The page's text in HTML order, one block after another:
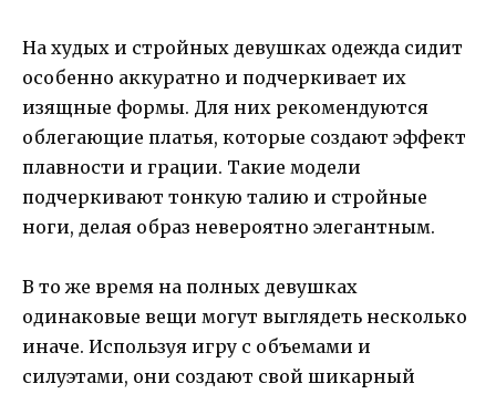
На худых и стройных девушках одежда сидит
особенно аккуратно и подчеркивает их
изящные формы. Для них рекомендуются
облегающие платья, которые создают эффект
плавности и грации. Такие модели
подчеркивают тонкую талию и стройные
ноги, делая образ невероятно элегантным.
В то же время на полных девушках
одинаковые вещи могут выглядеть несколько
иначе. Используя игру с объемами и
силуэтами, они создают свой шикарный